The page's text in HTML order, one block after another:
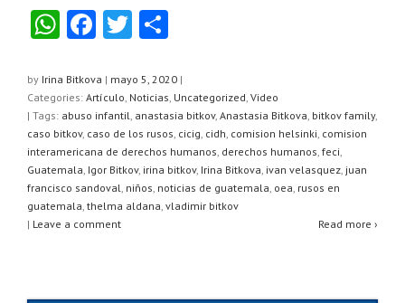
W
at
s
A
p
p
F
c
e
b
o
o
k
T
tt
er
m
p
ar
tir
by Irina Bitkova | mayo 5, 2020 |
Categories: Artículo, Noticias, Uncategorized, Video
| Tags: abuso infantil, anastasia bitkov, Anastasia Bitkova, bitkov family,
caso bitkov, caso de los rusos, cicig, cidh, comision helsinki, comision
interamericana de derechos humanos, derechos humanos, feci,
Guatemala, Igor Bitkov, irina bitkov, Irina Bitkova, ivan velasquez, juan
francisco sandoval, niños, noticias de guatemala, oea, rusos en
guatemala, thelma aldana, vladimir bitkov
| Leave a comment Read more ›